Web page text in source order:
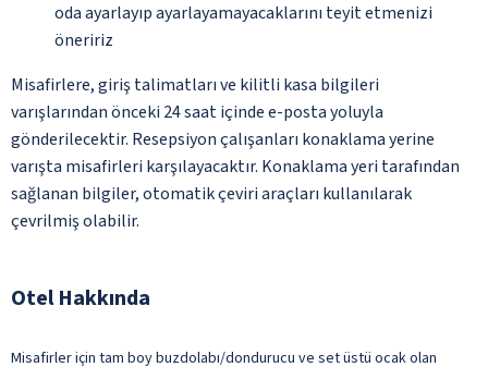
oda ayarlayıp ayarlayamayacaklarını teyit etmenizi
öneririz
Misafirlere, giriş talimatları ve kilitli kasa bilgileri
varışlarından önceki 24 saat içinde e-posta yoluyla
gönderilecektir. Resepsiyon çalışanları konaklama yerine
varışta misafirleri karşılayacaktır. Konaklama yeri tarafından
sağlanan bilgiler, otomatik çeviri araçları kullanılarak
çevrilmiş olabilir.
Otel Hakkında
Misafirler için tam boy buzdolabı/dondurucu ve set üstü ocak olan